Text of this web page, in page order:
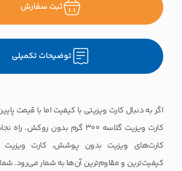
اگر به دنبال کارت ویزیتی با کیفیت اما با قیمت
کارت ویزیت گلاسه 300 گرم بدون
کارت‌های ویزیت بدون پوشش، کارت ویزیت
کیفیت‌ترین و مقاوم‌ترین آن‌ها به شمار می‌رود.
ثبت سفارش
توضیحات تکمیلی